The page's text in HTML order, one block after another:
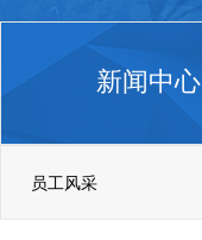
新闻中心
员工风采